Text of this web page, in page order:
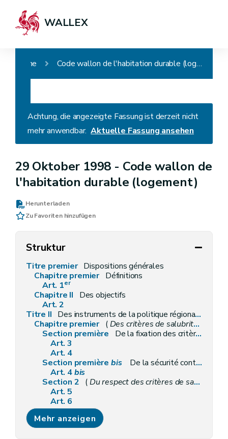
WALLEX
Home Code wallon de l'habitation durable (logement)
Achtung, die angezeigte Fassung ist derzeit nicht
mehr anwendbar. Aktuelle Fassung ansehen
29 Oktober 1998 - Code wallon de
l'habitation durable (logement)
Herunterladen
Zu Favoriten hinzufügen
Struktur
Titre premier Dispositions générales
Chapitre premier Définitions
Art. 1er
Chapitre II
Des objectifs
Art. 2
Titre II Des instruments de la politique régionale du logement
Chapitre premier (Des critères de salubrité des logements et de la présence de détecteurs d'incendie
Section première
De la fixation des critères de salubrité
Art. 3
Art. 4
Section première bis
De la sécurité contre les risques d'incendie des logements par la présence de détecteurs d'incendie
Art. 4bis
Section 2 (Du respect des critères de salubrité et de la présence de détecteurs d'incendie
Art. 5
Art. 6
Art. 7
Art. 7bis
Art. 8
Mehr anzeigen